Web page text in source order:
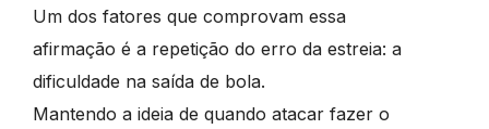
Um dos fatores que comprovam essa
afirmação é a repetição do erro da estreia: a
dificuldade na saída de bola.
Mantendo a ideia de quando atacar fazer o